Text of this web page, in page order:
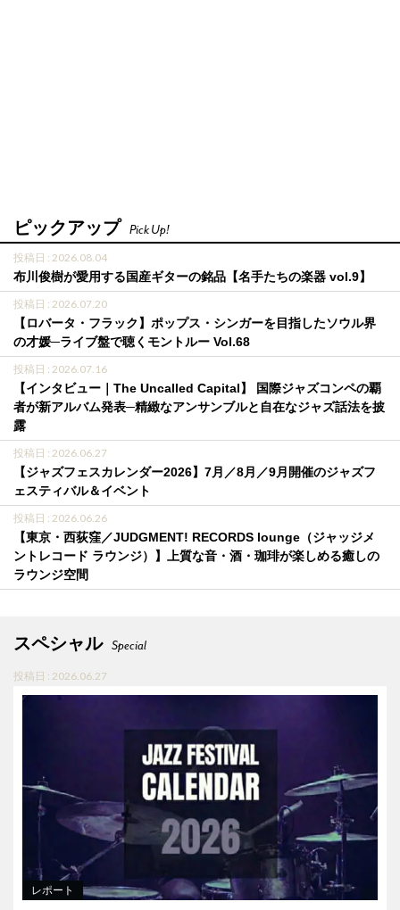
ピックアップ Pick Up!
投稿日 : 2026.08.04
布川俊樹が愛用する国産ギターの銘品【名手たちの楽器 vol.9】
投稿日 : 2026.07.20
【ロバータ・フラック】ポップス・シンガーを目指したソウル界
の才媛─ライブ盤で聴くモントルー Vol.68
投稿日 : 2026.07.16
【インタビュー｜The Uncalled Capital】 国際ジャズコンペの覇
者が新アルバム発表─精緻なアンサンブルと自在なジャズ話法を披
露
投稿日 : 2026.06.27
【ジャズフェスカレンダー2026】7月／8月／9月開催のジャズフ
ェスティバル＆イベント
投稿日 : 2026.06.26
【東京・西荻窪／JUDGMENT! RECORDS lounge（ジャッジメ
ントレコード ラウンジ）】上質な音・酒・珈琲が楽しめる癒しの
ラウンジ空間
スペシャル Special
投稿日 : 2026.06.27
レポート